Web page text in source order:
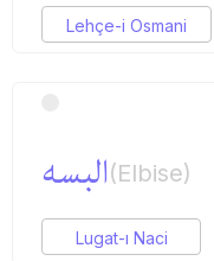
Lehçe-i Osmani
البسه(Elbise)
Lugat-ı Naci